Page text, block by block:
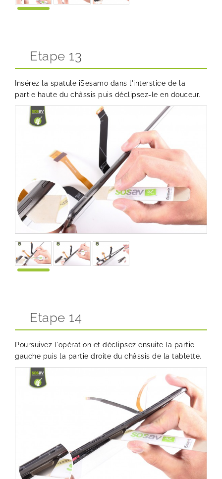
Etape 13
Insérez la spatule iSesamo dans l'interstice de la
partie haute du châssis puis déclipsez-le en douceur.
Etape 14
Poursuivez l'opération et déclipsez ensuite la partie
gauche puis la partie droite du châssis de la tablette.